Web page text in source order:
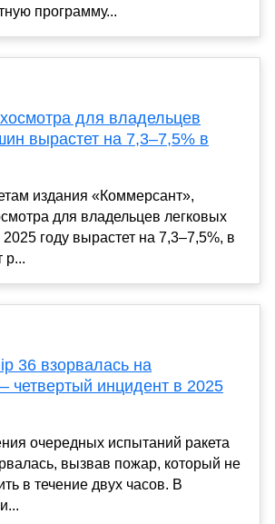
программу...
для владельцев
вырастет на 7,3–7,5% в
издания «Коммерсант»,
для владельцев легковых
году вырастет на 7,3–7,5%, в
р...
36 взорвалась на
четвертый инцидент в 2025
очередных испытаний ракета
вызвав пожар, который не
в течение двух часов. В